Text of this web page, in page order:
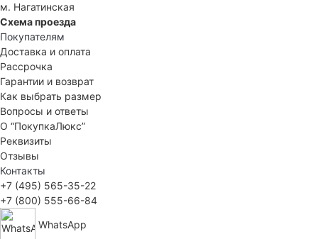
м. Нагатинская
Схема проезда
Покупателям
Доставка и оплата
Рассрочка
Гарантии и возврат
Как выбрать размер
Вопросы и ответы
О “ПокупкаЛюкс”
Реквизиты
Отзывы
Контакты
+7 (495) 565-35-22
+7 (800) 555-66-84
WhatsApp